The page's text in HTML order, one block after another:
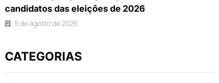
candidatos das eleições de 2026
5 de agosto de 2026
CATEGORIAS